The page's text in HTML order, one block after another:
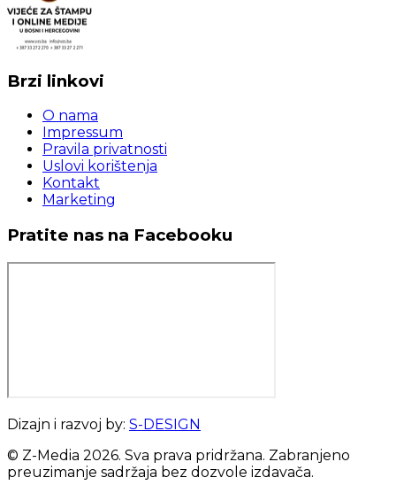
Brzi linkovi
O nama
Impressum
Pravila privatnosti
Uslovi korištenja
Kontakt
Marketing
Pratite nas na Facebooku
Dizajn i razvoj by: S-DESIGN
© Z-Media 2026. Sva prava pridržana. Zabranjeno
preuzimanje sadržaja bez dozvole izdavača.